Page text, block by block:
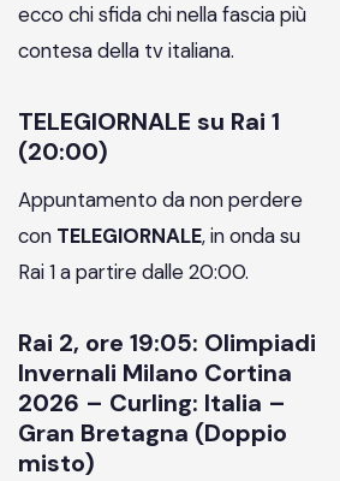
ecco chi sfida chi nella fascia più
contesa della tv italiana.
TELEGIORNALE su Rai 1
(20:00)
Appuntamento da non perdere
con TELEGIORNALE, in onda su
Rai 1 a partire dalle 20:00.
Rai 2, ore 19:05: Olimpiadi
Invernali Milano Cortina
2026 – Curling: Italia –
Gran Bretagna (Doppio
misto)